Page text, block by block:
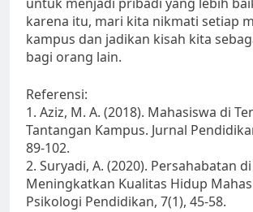
karena itu, mari kita nikmati setiap
kampus dan jadikan kisah kita
bagi orang lain.
Referensi:
1. Aziz, M. A. (2018). Mahasiswa di
Tantangan Kampus. Jurnal
89-102.
2. Suryadi, A. (2020). Persahabatan
Meningkatkan Kualitas Hidup
Psikologi Pendidikan, 7(1), 45-58.